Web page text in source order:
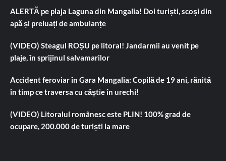
ALERTĂ pe plaja Laguna din Mangalia! Doi turiști, scoși din
apă și preluați de ambulanțe
(VIDEO) Steagul ROȘU pe litoral! Jandarmii au venit pe
plaje, în sprijinul salvamarilor
Accident feroviar în Gara Mangalia: Copilă de 19 ani, rănită
în timp ce traversa cu căștie în urechi!
(VIDEO) Litoralul românesc este PLIN! 100% grad de
ocupare, 200.000 de turiști la mare